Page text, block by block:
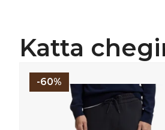
Katta
-60%